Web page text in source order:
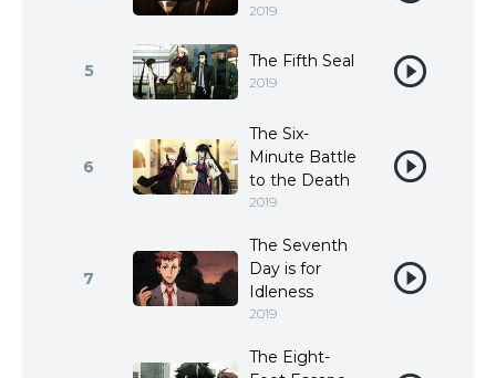
2019
5 The Fifth Seal
2019
6
The Six-
Minute Battle
to the Death
2019
7
The Seventh
Day is for
Idleness
2019
The Eight-